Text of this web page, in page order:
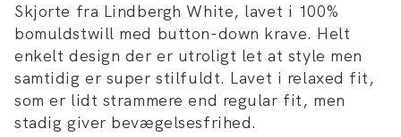
Skjorte fra Lindbergh White, lavet i 100%
bomuldstwill med button-down krave. Helt
enkelt design der er utroligt let at style men
samtidig er super stilfuldt. Lavet i relaxed fit,
som er lidt strammere end regular fit, men
stadig giver bevægelsesfrihed.